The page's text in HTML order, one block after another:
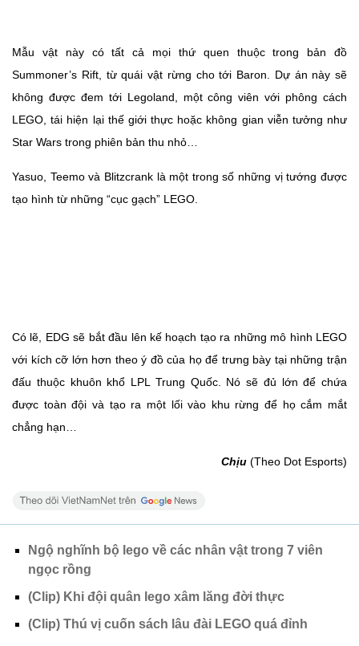
Mẫu vật này có tất cả mọi thứ quen thuộc trong bản đồ
Summoner’s Rift, từ quái vật rừng cho tới Baron. Dự án này sẽ
không được đem tới Legoland, một công viên với phông cách
LEGO, tái hiện lại thế giới thực hoặc không gian viễn tưởng như
Star Wars trong phiên bản thu nhỏ…
Yasuo, Teemo và Blitzcrank là một trong số những vị tướng được
tạo hình từ những “cục gạch” LEGO.
Có lẽ, EDG sẽ bắt đầu lên kế hoạch tạo ra những mô hình LEGO
với kích cỡ lớn hơn theo ý đồ của họ để trưng bày tại những trận
đấu thuộc khuôn khổ LPL Trung Quốc. Nó sẽ đủ lớn để chứa
được toàn đội và tạo ra một lối vào khu rừng để họ cắm mắt
chẳng hạn…
Chịu (Theo Dot Esports)
Ngộ nghĩnh bộ lego về các nhân vật trong 7 viên
ngọc rồng
(Clip) Khi đội quân lego xâm lăng đời thực
(Clip) Thú vị cuốn sách lâu đài LEGO quá đỉnh